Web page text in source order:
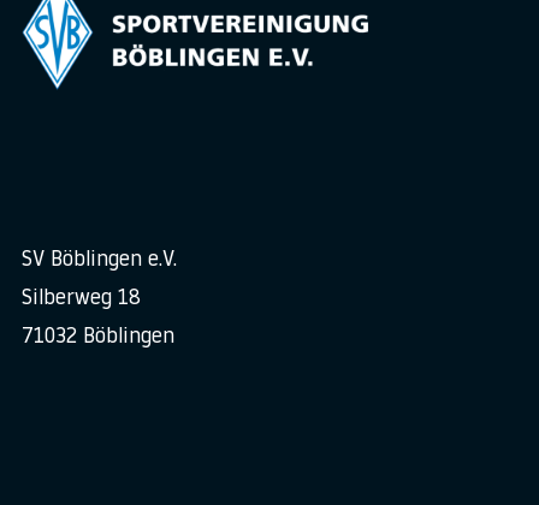
SV Böblingen e.V.
Silberweg 18
71032 Böblingen